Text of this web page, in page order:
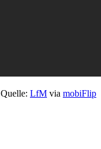
Quelle: LfM via mobiFlip